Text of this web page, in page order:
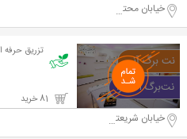
خیابان محتشم کاشانی
تزریق
خیابان شریعتی - خیابان ظفر